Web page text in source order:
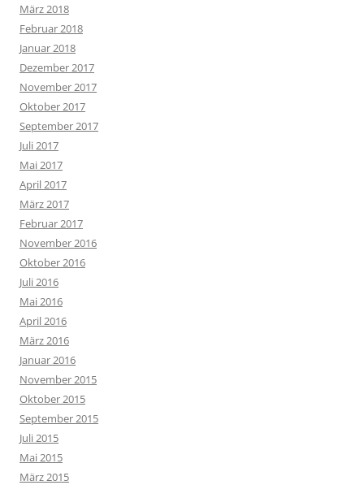
März 2018
Februar 2018
Januar 2018
Dezember 2017
November 2017
Oktober 2017
September 2017
Juli 2017
Mai 2017
April 2017
März 2017
Februar 2017
November 2016
Oktober 2016
Juli 2016
Mai 2016
April 2016
März 2016
Januar 2016
November 2015
Oktober 2015
September 2015
Juli 2015
Mai 2015
März 2015